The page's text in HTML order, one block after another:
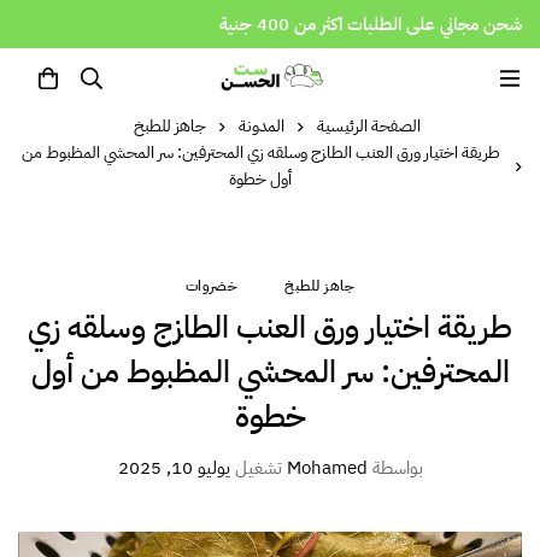
شحن مجاني على الطلبات اكثر من 400 جنية
الصفحة الرئيسية المدونة
جاهز للطبخ
طريقة اختيار ورق العنب الطازج وسلقه زي المحترفين: سر المحشي المظبوط من
أول خطوة
جاهز للطبخ خضروات
طريقة اختيار ورق العنب الطازج وسلقه زي
المحترفين: سر المحشي المظبوط من أول
خطوة
بواسطة تشغيل يوليو 10, 2025